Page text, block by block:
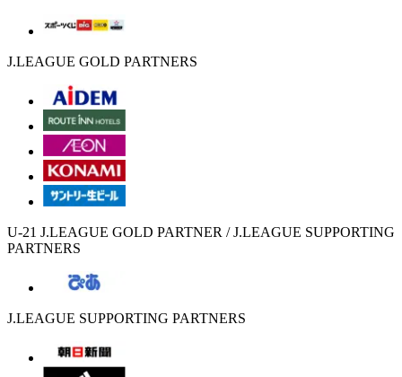
J.LEAGUE GOLD PARTNERS
U-21 J.LEAGUE GOLD PARTNER / J.LEAGUE SUPPORTING
PARTNERS
J.LEAGUE SUPPORTING PARTNERS